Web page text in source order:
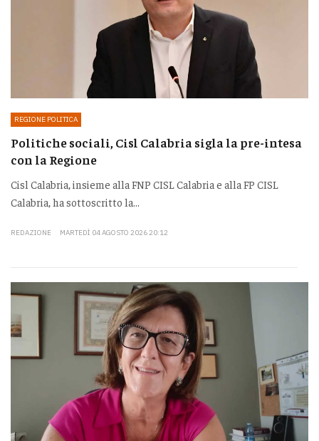
REGIONE POLITICA
Politiche sociali, Cisl Calabria sigla la pre-intesa
con la Regione
Cisl Calabria, insieme alla FNP CISL Calabria e alla FP CISL
Calabria, ha sottoscritto la...
REDAZIONE MARTEDÌ 04 AGOSTO 2026 20:12